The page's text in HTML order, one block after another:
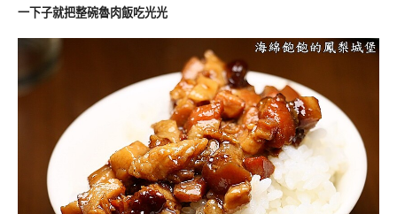
一下子就把整碗魯肉飯吃光光